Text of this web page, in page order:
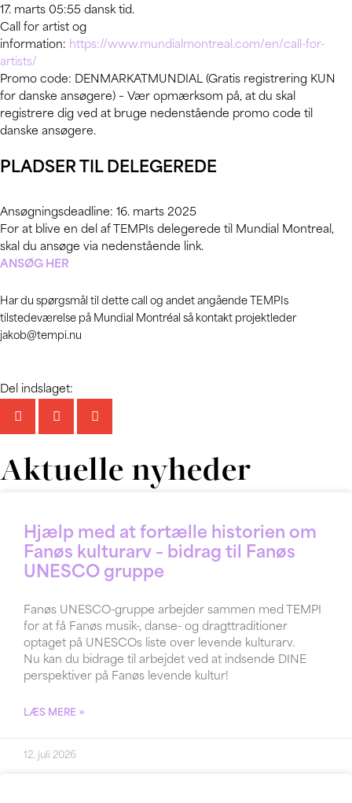
17. marts 05:55 dansk tid.
Call for artist og
information: https://www.mundialmontreal.com/en/call-for-
artists/
Promo code: DENMARKATMUNDIAL (Gratis registrering KUN
for danske ansøgere) – Vær opmærksom på, at du skal
registrere dig ved at bruge nedenstående promo code til
danske ansøgere.
PLADSER TIL DELEGEREDE
Ansøgningsdeadline: 16. marts 2025
For at blive en del af TEMPIs delegerede til Mundial Montreal,
skal du ansøge via nedenstående link.
ANSØG HER
Har du spørgsmål til dette call og andet angående TEMPIs
tilstedeværelse på Mundial Montréal så kontakt projektleder
jakob@tempi.nu
Del indslaget:
Aktuelle nyheder
Hjælp med at fortælle historien om
Fanøs kulturarv – bidrag til Fanøs
UNESCO gruppe
Fanøs UNESCO-gruppe arbejder sammen med TEMPI
for at få Fanøs musik-, danse- og dragttraditioner
optaget på UNESCOs liste over levende kulturarv.
Nu kan du bidrage til arbejdet ved at indsende DINE
perspektiver på Fanøs levende kultur!
LÆS MERE »
12. juli 2026